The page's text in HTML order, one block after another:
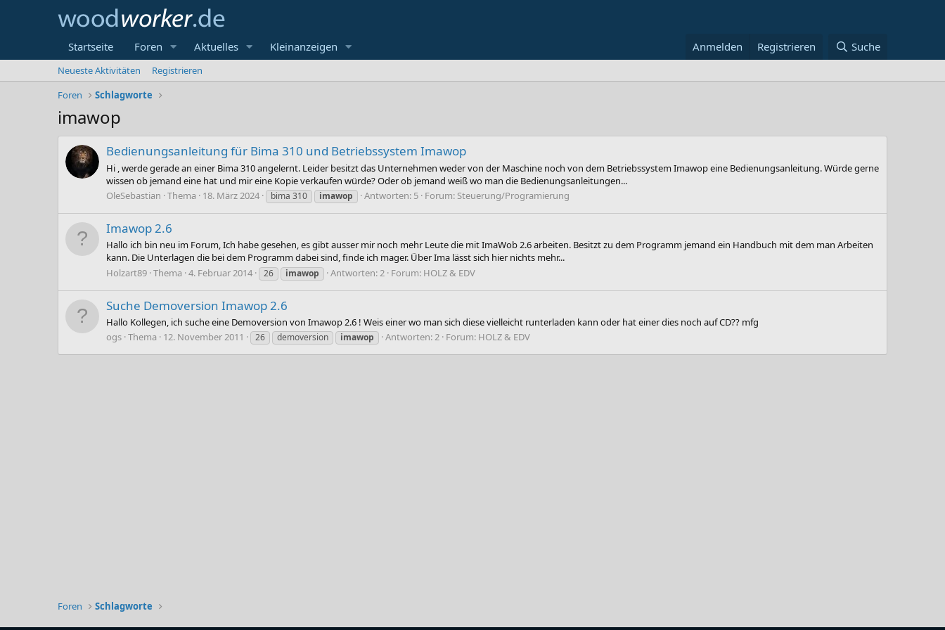
Startseite Foren Aktuelles Kleinanzeigen Anmelden Registrieren Suche
Neueste Aktivitäten
Registrieren
Foren
Schlagworte
imawop
Bedienungsanleitung für Bima 310 und Betriebssystem Imawop
Hi , werde gerade an einer Bima 310 angelernt. Leider besitzt das Unternehmen weder von der Maschine noch von dem Betriebssystem Imawop eine Bedienungsanleitung. Würde gerne
wissen ob jemand eine hat und mir eine Kopie verkaufen würde? Oder ob jemand weiß wo man die Bedienungsanleitungen...
OleSebastian Thema 18. März 2024 bima 310 imawop Antworten: 5 Forum: Steuerung/Programierung
Imawop 2.6
Hallo ich bin neu im Forum, Ich habe gesehen, es gibt ausser mir noch mehr Leute die mit ImaWob 2.6 arbeiten. Besitzt zu dem Programm jemand ein Handbuch mit dem man Arbeiten
kann. Die Unterlagen die bei dem Programm dabei sind, finde ich mager. Über Ima lässt sich hier nichts mehr...
Holzart89 Thema 4. Februar 2014 26 imawop Antworten: 2 Forum: HOLZ & EDV
Suche Demoversion Imawop 2.6
Hallo Kollegen, ich suche eine Demoversion von Imawop 2.6 ! Weis einer wo man sich diese vielleicht runterladen kann oder hat einer dies noch auf CD?? mfg
ogs Thema 12. November 2011 26 demoversion imawop Antworten: 2 Forum: HOLZ & EDV
Foren Schlagworte